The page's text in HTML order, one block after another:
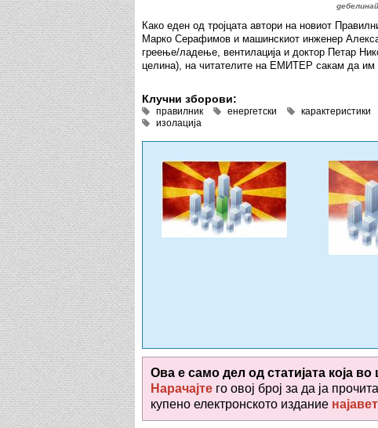
Како еден од тројцата автори на новиот
Марко Серафимов и машинскиот инженер
греење/ладење, вентилација и доктор Петар
целина), на читателите на ЕМИТЕР сакам да им
Клучни зборови:
правилник енергетски карактеристики
изолација
Ова е само дел од статијата која во
Нарачајте го овој број за да ја
купено електронското издание